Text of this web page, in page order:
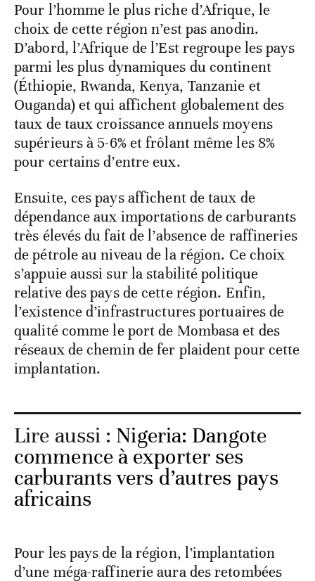
Pour l’homme le plus riche d’Afrique, le
choix de cette région n’est pas anodin.
D’abord, l’Afrique de l’Est regroupe les pays
parmi les plus dynamiques du continent
(Éthiopie, Rwanda, Kenya, Tanzanie et
Ouganda) et qui affichent globalement des
taux de taux croissance annuels moyens
supérieurs à 5-6% et frôlant même les 8%
pour certains d’entre eux.
Ensuite, ces pays affichent de taux de
dépendance aux importations de carburants
très élevés du fait de l’absence de raffineries
de pétrole au niveau de la région. Ce choix
s’appuie aussi sur la stabilité politique
relative des pays de cette région. Enfin,
l’existence d’infrastructures portuaires de
qualité comme le port de Mombasa et des
réseaux de chemin de fer plaident pour cette
implantation.
Lire aussi : Nigeria: Dangote
commence à exporter ses
carburants vers d’autres pays
africains
Pour les pays de la région, l’implantation
d’une méga-raffinerie aura des retombées